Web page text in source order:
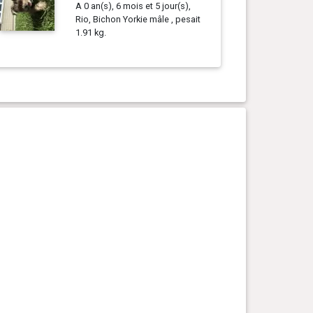
A 0 an(s), 6 mois et 5 jour(s),
Rio, Bichon Yorkie mâle , pesait
1.91 kg.